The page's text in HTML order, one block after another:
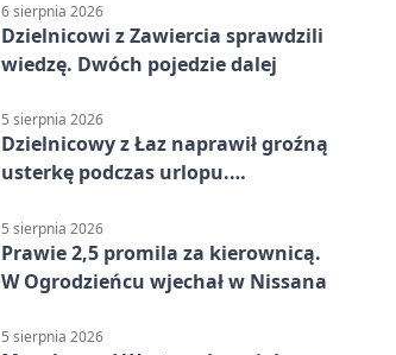
6 sierpnia 2026
Dzielnicowi z Zawiercia sprawdzili
wiedzę. Dwóch pojedzie dalej
5 sierpnia 2026
Dzielnicowy z Łaz naprawił groźną
usterkę podczas urlopu.
5 sierpnia 2026
Prawie 2,5 promila za kierownicą.
W Ogrodzieńcu wjechał w Nissana
5 sierpnia 2026